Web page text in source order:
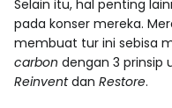
Selain itu, hal penting
pada konser mereka.
membuat tur ini sebisa
carbon dengan 3 prinsip
Reinventdan Restore.